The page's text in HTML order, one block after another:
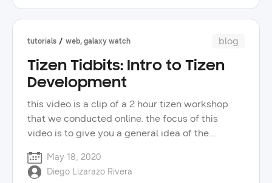
랫폼 등을 바탕으로 “삼성은 우리의 일상을 개선하
드는 데 집중하고 있다”고 말했습니다. 이어 삼성전
자 제품에 탑재된 소프트웨어 기술인 스마트싱스,
빅스비, 보안 등의 주요 기술을 소개하는 내용과 삼
성전자의 소프트웨어 개발 문화인 사내 fa, 오픈소
스 프로젝트, 개발자 참여형 플랫폼 등 사내 제도에
대한 발표가 진행되었습니다. samsung software
developer conference 2022: session 세션에는 삼
되었습니다. ‘viralpick’의 ceo인 이승현 님은 ‘e-
commerce hyper-automation’이라는 주제로 발표
mes, fue claro que la comunidad
hispanohablante quiere ver más contenido en
español, así que este es el primer video que
la que abordaremos temas de desarollo. para
más preguntas, pueden contactarme en
comentarios y pedir nuevos temas y tutoriales
que les interesen.
tutorials web, galaxy watch blog
Tizen Tidbits: Intro to Tizen
Development
this video is a clip of a 2 hour tizen workshop
that we conducted online. the focus of this
video is to give you a general idea of the
developing applications with tizen. you can find
the full workshop here:
May 18, 2020
Diego Lizarazo Rivera